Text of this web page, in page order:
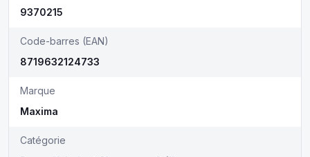
9370215
Code-barres (EAN)
8719632124733
Marque
Maxima
Catégorie